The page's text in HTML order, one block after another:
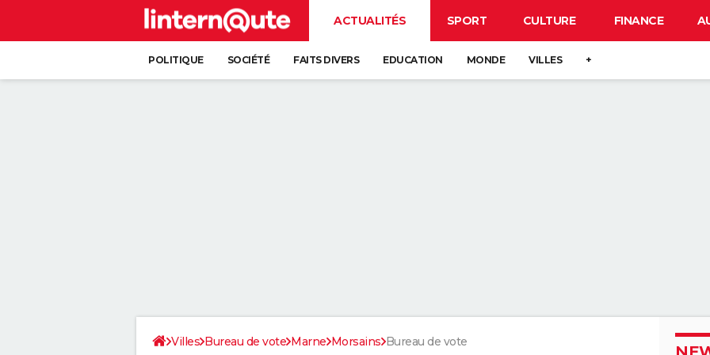
ACTUALITÉS SPORT CULTURE FINANCE
POLITIQUE SOCIÉTÉ FAITS DIVERS EDUCATION MONDE VILLES +
Villes Bureau de vote Marne Morsains Bureau de vote